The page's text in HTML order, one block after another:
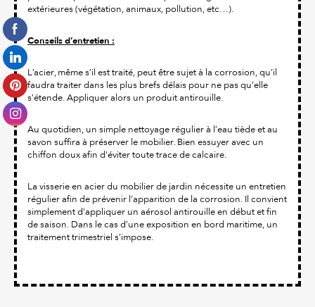
extérieures (végétation, animaux, pollution, etc…).
Conseils d’entretien :
L’acier, même s’il est traité, peut être sujet à la corrosion, qu’il
faudra traiter dans les plus brefs délais pour ne pas qu’elle
s’étende. Appliquer alors un produit antirouille.
Au quotidien, un simple nettoyage régulier à l’eau tiède et au
savon suffira à préserver le mobilier. Bien essuyer avec un
chiffon doux afin d’éviter toute trace de calcaire.
La visserie en acier du mobilier de jardin nécessite un entretien
régulier afin de prévenir l’apparition de la corrosion. Il convient
simplement d’appliquer un aérosol antirouille en début et fin
de saison. Dans le cas d’une exposition en bord maritime, un
traitement trimestriel s’impose.